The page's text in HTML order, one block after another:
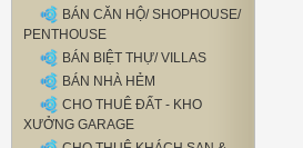
BÁN CĂN HỘ/ SHOPHOUSE/
PENTHOUSE
BÁN BIỆT THỰ/ VILLAS
BÁN NHÀ HẺM
CHO THUÊ ĐẤT - KHO
XƯỞNG GARAGE